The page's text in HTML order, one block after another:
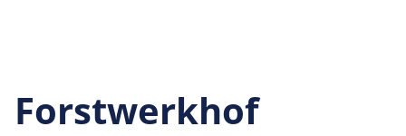
Forstwerkhof